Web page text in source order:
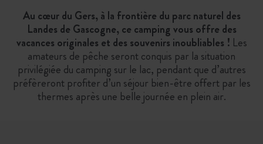
Au cœur du Gers, à la frontière du parc naturel des
Landes de Gascogne, ce camping vous offre des
vacances originales et des souvenirs inoubliables ! Les
amateurs de pêche seront conquis par la situation
privilégiée du camping sur le lac, pendant que d’autres
préfèreront profiter d’un séjour bien-être offert par les
thermes après une belle journée en plein air.